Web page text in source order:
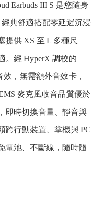
Earbuds III S 是您隨身
典舒適搭配零延遲沉浸
提供 XS 至 L 多種尺
。經 HyperX 調校的
，無需額外音效卡，
麥克風收音品質優於
即時切換音量、靜音與
跨行動裝置、掌機與 PC
池、不斷線，隨時隨